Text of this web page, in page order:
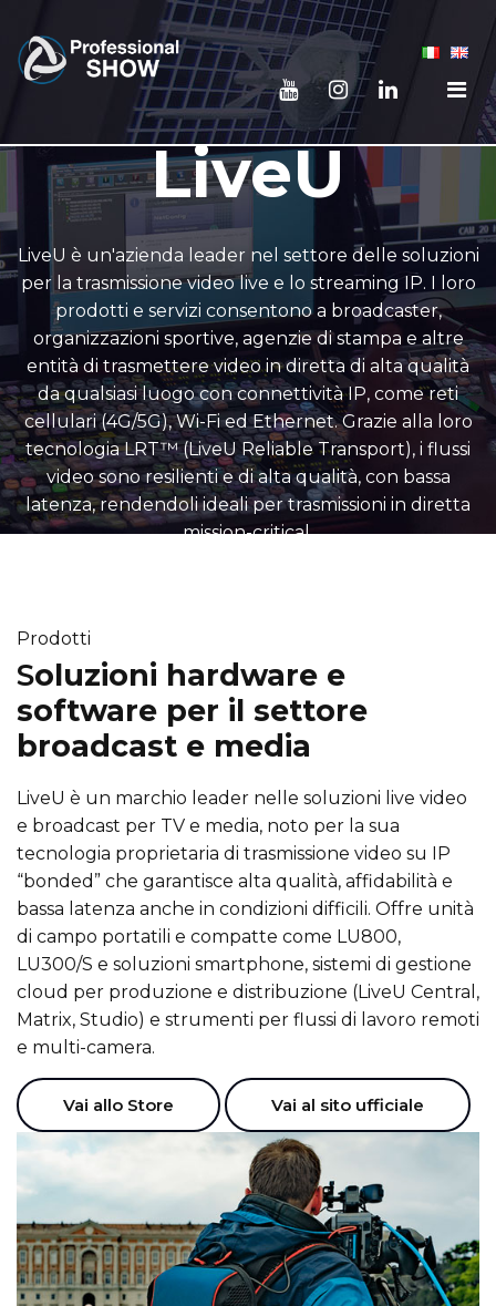
LiveU
LiveU è un'azienda leader nel settore delle soluzioni
per la trasmissione video live e lo streaming IP. I loro
prodotti e servizi consentono a broadcaster,
organizzazioni sportive, agenzie di stampa e altre
entità di trasmettere video in diretta di alta qualità
da qualsiasi luogo con connettività IP, come reti
cellulari (4G/5G), Wi-Fi ed Ethernet. Grazie alla loro
tecnologia LRT™ (LiveU Reliable Transport), i flussi
video sono resilienti e di alta qualità, con bassa
latenza, rendendoli ideali per trasmissioni in diretta
mission-critical.
Prodotti
Soluzioni hardware e
software per il settore
broadcast e media
LiveU è un marchio leader nelle soluzioni live video
e broadcast per TV e media, noto per la sua
tecnologia proprietaria di trasmissione video su IP
“bonded” che garantisce alta qualità, affidabilità e
bassa latenza anche in condizioni difficili. Offre unità
di campo portatili e compatte come LU800,
LU300/S e soluzioni smartphone, sistemi di gestione
cloud per produzione e distribuzione (LiveU Central,
Matrix, Studio) e strumenti per flussi di lavoro remoti
e multi-camera.
Vai allo Store Vai al sito ufficiale